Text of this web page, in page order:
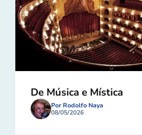
De Música e Mística
Por Rodolfo Naya
08/05/2026